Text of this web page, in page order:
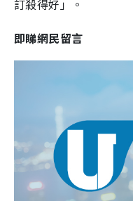
訂殺得好」。
即睇網民留言